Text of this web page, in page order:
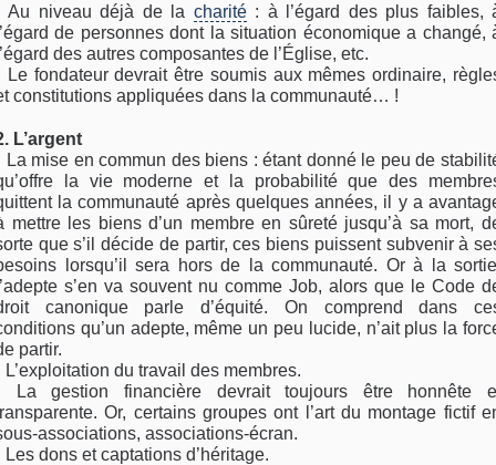
Au niveau déjà de la charité: à l’égard des plus faibles,
de personnes dont la situation économique a changé,
des autres composantes de l’Église, etc.
Le fondateur devrait être soumis aux mêmes ordinaire,
constitutions appliquées dans la communauté… !
L’argent
La mise en commun des biens : étant donné le peu de
la vie moderne et la probabilité que des
la communauté après quelques années, il y a
mettre les biens d’un membre en sûreté jusqu’à sa mort,
que s’il décide de partir, ces biens puissent subvenir à
lorsqu’il sera hors de la communauté. Or à la
s’en va souvent nu comme Job, alors que le Code
canonique parle d’équité. On comprend dans
qu’un adepte, même un peu lucide, n’ait plus la
partir.
L’exploitation du travail des membres.
La gestion financière devrait toujours être honnête
Or, certains groupes ont l’art du montage fictif
associations, associations-écran.
Les dons et captations d’héritage.